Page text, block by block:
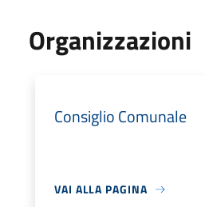
Organizzazioni
Consiglio Comunale
VAI ALLA PAGINA